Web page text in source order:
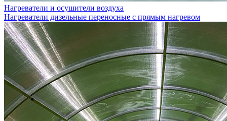
Нагреватели и осушители воздуха
Нагреватели дизельные переносные с прямым нагревом